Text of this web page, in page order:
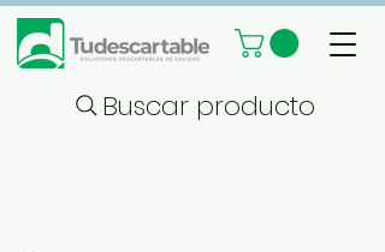
Buscar producto